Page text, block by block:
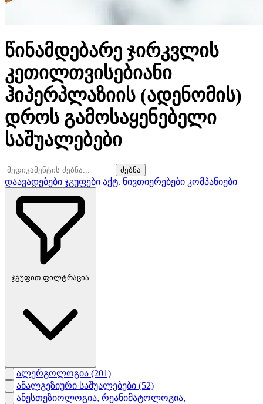
წინამდებარე ჯირკვლის
კეთილთვისებიანი
ჰიპერპლაზიის (ადენომის)
დროს გამოსაყენებელი
საშუალებები
ძებნა
დაავადებები ჯგუფები აქტ. ნივთიერებები კომპანიები
ჯგუფით ფილტრაცია
ალერგოლოგია (201)
ანალგეზიური საშუალებები (52)
ანესთეზიოლოგია, რეანიმატოლოგია,